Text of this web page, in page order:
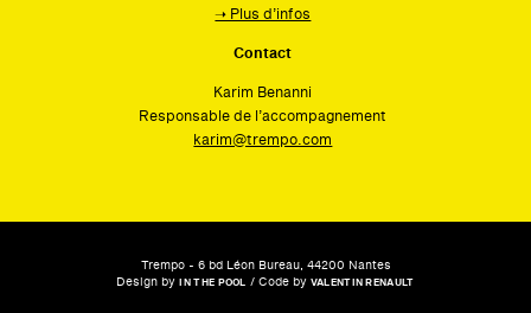
➝ Plus d’infos
Contact
Karim Benanni
Responsable de l’accompagnement
karim@trempo.com
Trempo - 6 bd Léon Bureau, 44200 Nantes
Design byIN THE POOL / Code by VALENTIN RENAULT